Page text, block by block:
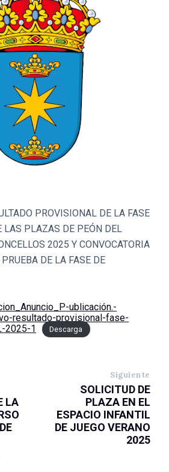
PROVISIONAL DE LA FASE
LAS PLAZAS DE PEÓN DEL
2025 Y CONVOCATORIA
DE LA FASE DE
ublicación.-
resultado-provisional-fase-
2025-1
Descarga
LA
Siguiente
SOLICITUD DE
PLAZA EN EL
ESPACIO INFANTIL
DE JUEGO VERANO
2025